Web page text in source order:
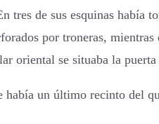
tres de sus esquinas había
por troneras,
oriental se situaba la
había un último recinto del